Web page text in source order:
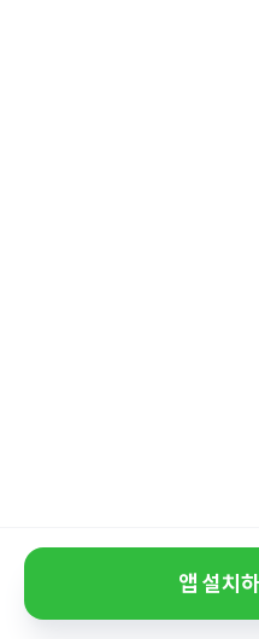
앱 설치